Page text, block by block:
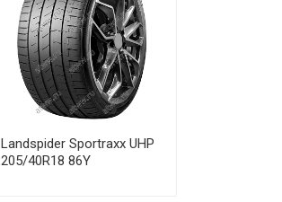
Landspider Sportraxx UHP
205/40R18 86Y